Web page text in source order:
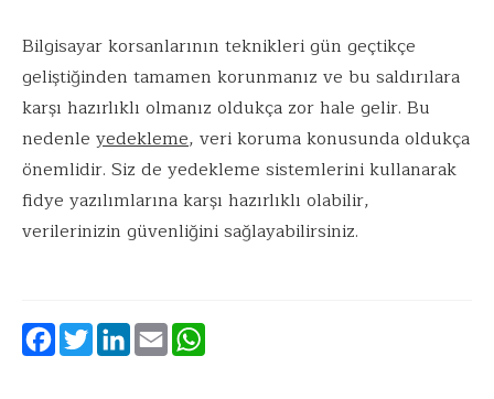
Bilgisayar korsanlarının teknikleri gün geçtikçe
geliştiğinden tamamen korunmanız ve bu saldırılara
karşı hazırlıklı olmanız oldukça zor hale gelir. Bu
nedenle yedekleme, veri koruma konusunda oldukça
önemlidir. Siz de yedekleme sistemlerini kullanarak
fidye yazılımlarına karşı hazırlıklı olabilir,
verilerinizin güvenliğini sağlayabilirsiniz.
Facebook
Twitter
LinkedIn
Email